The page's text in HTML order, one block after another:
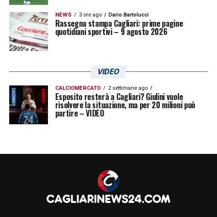
NEWS 3 ore ago Dario Bartolucci
Rassegna stampa Cagliari: prime pagine
quotidiani sportivi – 9 agosto 2026
VIDEO
CALCIOMERCATO 2 settimane ago
Esposito resterà a Cagliari? Giulini vuole
risolvere la situazione, ma per 20 milioni può
partire – VIDEO